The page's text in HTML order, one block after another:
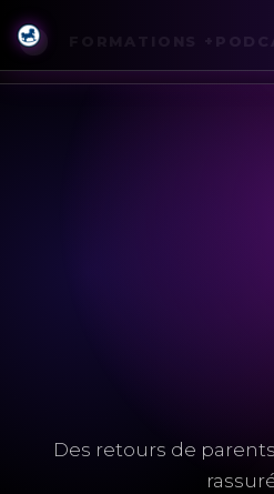
☸
Des retours de